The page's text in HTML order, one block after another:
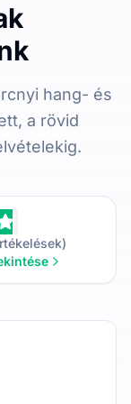
hang- és
a rövid